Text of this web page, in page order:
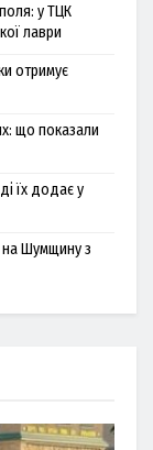
у ТЦК
лаври
отримує
що показали
їх додає у
на Шумщину з